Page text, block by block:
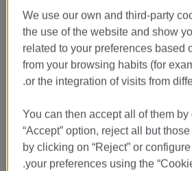
أغسطس
CHECK-OUT
11أغسطس
احجز غرفة
We use our own and third-party
the use of the website and show
related to your preferences based
from your browsing habits (for
or the integration of visits from
You can then accept all of them
“Accept” option, reject all but
by clicking on “Reject” or
your preferences using the